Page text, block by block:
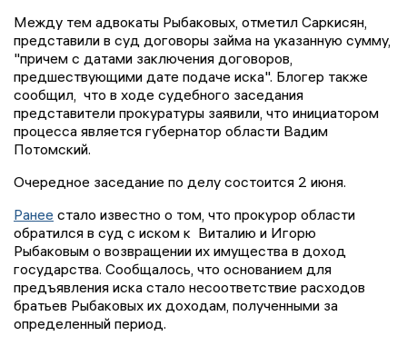
Между тем адвокаты Рыбаковых, отметил Саркисян,
представили в суд договоры займа на указанную сумму,
"причем с датами заключения договоров,
предшествующими дате подаче иска". Блогер также
сообщил, что в ходе судебного заседания
представители прокуратуры заявили, что инициатором
процесса является губернатор области Вадим
Потомский.
Очередное заседание по делу состоится 2 июня.
Ранее стало известно о том, что прокурор области
обратился в суд с иском к Виталию и Игорю
Рыбаковым о возвращении их имущества в доход
государства. Сообщалось, что основанием для
предъявления иска стало несоответствие расходов
братьев Рыбаковых их доходам, полученными за
определенный период.